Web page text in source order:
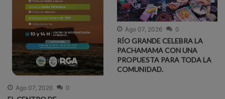
Ago 07, 2026 0
Ago 07, 2026 0
RÍO GRANDE CELEBRA LA
PACHAMAMA CON UNA
PROPUESTA PARA TODA LA
COMUNIDAD.